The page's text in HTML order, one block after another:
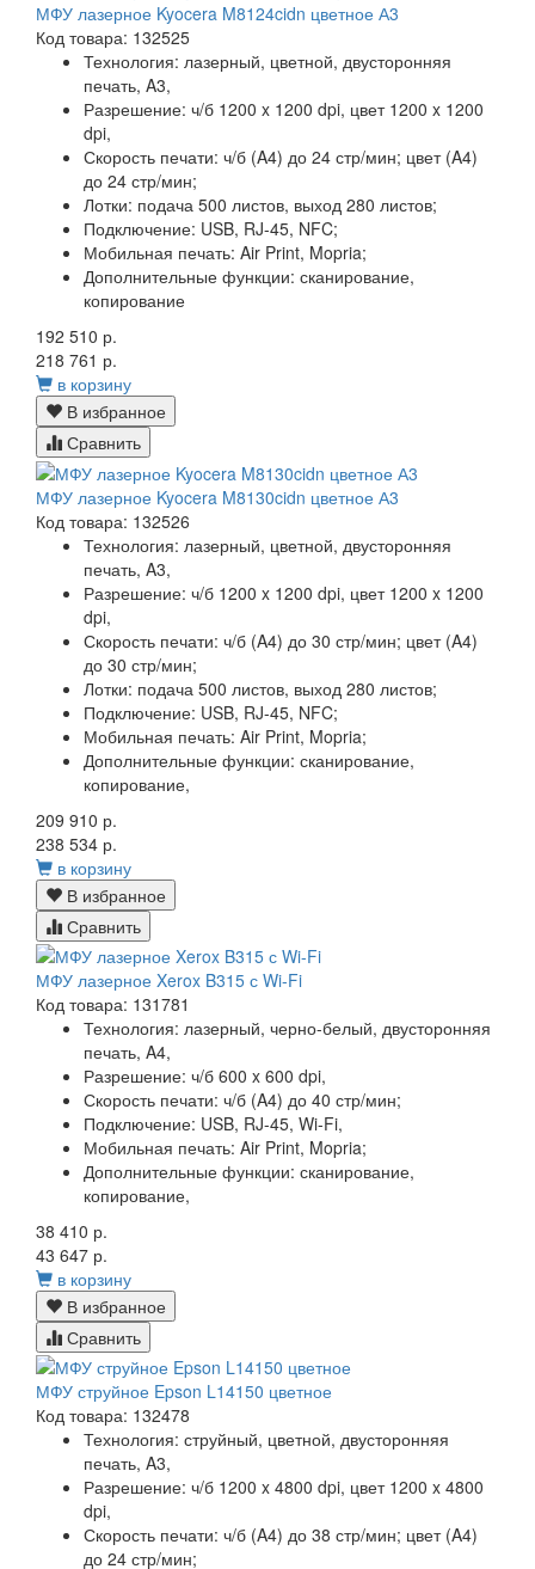
МФУ лазерное Kyocera M8124cidn цветное А3
Код товара: 132525
Технология: лазерный, цветной, двусторонняя
печать, A3,
Разрешение: ч/б 1200 x 1200 dpi, цвет 1200 x 1200
dpi,
Скорость печати: ч/б (A4) до 24 стр/мин; цвет (A4)
до 24 стр/мин;
Лотки: подача 500 листов, выход 280 листов;
Подключение: USB, RJ-45, NFC;
Мобильная печать: Air Print, Mopria;
Дополнительные функции: сканирование,
копирование
192 510 р.
218 761 р.
в корзину
В избранное
Сравнить
МФУ лазерное Kyocera M8130cidn цветное А3
Код товара: 132526
Технология: лазерный, цветной, двусторонняя
печать, A3,
Разрешение: ч/б 1200 x 1200 dpi, цвет 1200 x 1200
dpi,
Скорость печати: ч/б (A4) до 30 стр/мин; цвет (A4)
до 30 стр/мин;
Лотки: подача 500 листов, выход 280 листов;
Подключение: USB, RJ-45, NFC;
Мобильная печать: Air Print, Mopria;
Дополнительные функции: сканирование,
копирование,
209 910 р.
238 534 р.
в корзину
В избранное
Сравнить
МФУ лазерное Xerox B315 с Wi-Fi
Код товара: 131781
Технология: лазерный, черно-белый, двусторонняя
печать, A4,
Разрешение: ч/б 600 x 600 dpi,
Скорость печати: ч/б (A4) до 40 стр/мин;
Подключение: USB, RJ-45, Wi-Fi,
Мобильная печать: Air Print, Mopria;
Дополнительные функции: сканирование,
копирование,
38 410 р.
43 647 р.
в корзину
В избранное
Сравнить
МФУ струйное Epson L14150 цветное
Код товара: 132478
Технология: струйный, цветной, двусторонняя
печать, A3,
Разрешение: ч/б 1200 x 4800 dpi, цвет 1200 x 4800
dpi,
Скорость печати: ч/б (A4) до 38 стр/мин; цвет (A4)
до 24 стр/мин;